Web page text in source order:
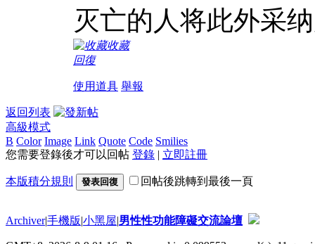
灭亡的人将此外采
收藏
回復
使用道具 舉報
返回列表
高級模式
B Color Image Link Quote Code Smilies
您需要登錄後才可以回帖 登錄 | 立即註冊
本版積分規則 發表回復 回帖後跳轉到最後一頁
Archiver|手機版|小黑屋|男性性功能障礙交流論壇